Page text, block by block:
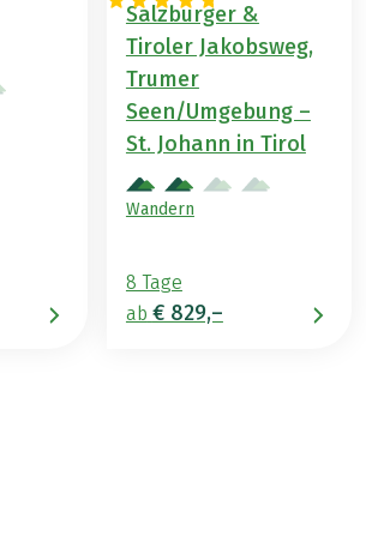
Salzburger &
Tiroler Jakobsweg,
Trumer
Seen/Umgebung –
St. Johann in Tirol
Wandern
8 Tage
ab € 829,–